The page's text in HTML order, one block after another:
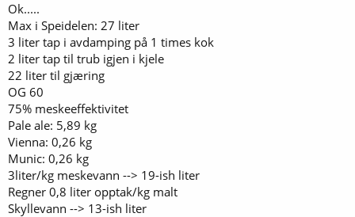
Ok.....
Max i Speidelen: 27 liter
3 liter tap i avdamping på 1 times kok
2 liter tap til trub igjen i kjele
22 liter til gjæring
OG 60
75% meskeeffektivitet
Pale ale: 5,89 kg
Vienna: 0,26 kg
Munic: 0,26 kg
3liter/kg meskevann --> 19-ish liter
Regner 0,8 liter opptak/kg malt
Skyllevann --> 13-ish liter